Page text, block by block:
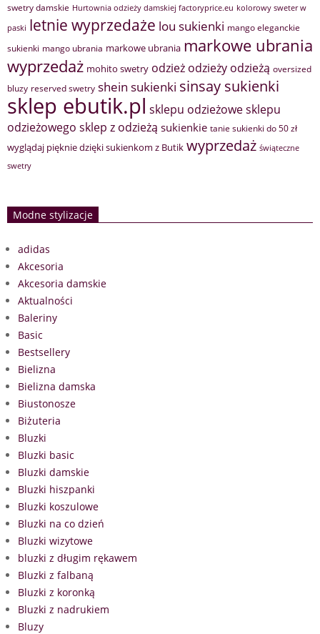
swetry damskie Hurtownia odzieży damskiej factoryprice.eu kolorowy sweter w
paski letnie wyprzedaże lou sukienki mango eleganckie
sukienki mango ubrania markowe ubrania markowe ubrania
wyprzedaż mohito swetry odzież odzieży odzieżą oversized
bluzy reserved swetry shein sukienki sinsay sukienki
sklep ebutik.pl sklepu odzieżowesklepu
odzieżowego sklep z odzieżą sukienkie tanie sukienki do 50 zł
wyglądaj pięknie dzięki sukienkom z Butik wyprzedaż świąteczne
swetry
Modne stylizacje
adidas
Akcesoria
Akcesoria damskie
Aktualności
Baleriny
Basic
Bestsellery
Bielizna
Bielizna damska
Biustonosze
Biżuteria
Bluzki
Bluzki basic
Bluzki damskie
Bluzki hiszpanki
Bluzki koszulowe
Bluzki na co dzień
Bluzki wizytowe
bluzki z długim rękawem
Bluzki z falbaną
Bluzki z koronką
Bluzki z nadrukiem
Bluzy